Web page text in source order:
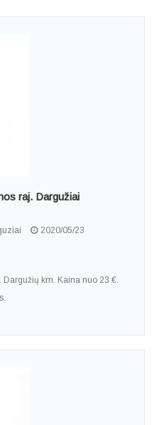
raj. Dargužiai
2020/05/23
Dargužių km. Kaina nuo 23 €.